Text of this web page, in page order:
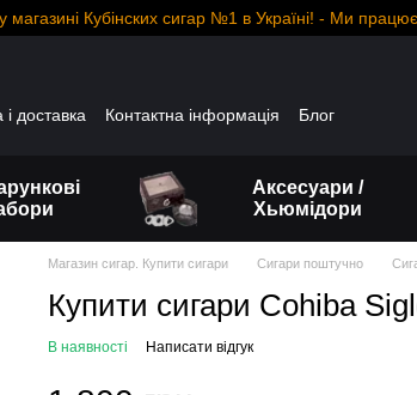
магазині Кубінских сигар №1 в Україні! - Ми
доставка Контактна інформація Блог
Аксесуари /
Хьюмідори
Магазин сигар. Купити сигари Сигари поштучно
Купити сигари Cohiba
В наявності Написати відгук